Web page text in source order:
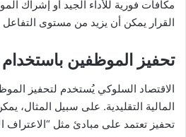
مكافآت فورية للأداء الجيد أو إشراك
القرار يمكن أن يزيد من مستوى
تحفيز الموظفين
الاقتصاد السلوكي يُستخدم لتحفيز
المالية التقليدية. على سبيل المثال،
تحفيز تعتمد على مبادئ مثل “الاعتراف